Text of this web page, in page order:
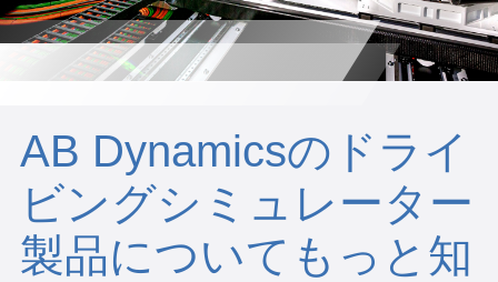
AB Dynamicsのドライ
ビングシミュレーター
製品についてもっと知